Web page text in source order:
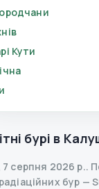
Кути
бурі в
7 серпня 2026 р..
бур — S